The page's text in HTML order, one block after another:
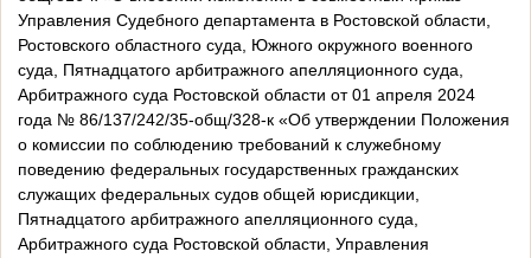
Управления Судебного департамента в Ростовской области,
Ростовского областного суда, Южного окружного военного
суда, Пятнадцатого арбитражного апелляционного суда,
Арбитражного суда Ростовской области от 01 апреля 2024
года № 86/137/242/35-общ/328-к «Об утверждении Положения
о комиссии по соблюдению требований к служебному
поведению федеральных государственных гражданских
служащих федеральных судов общей юрисдикции,
Пятнадцатого арбитражного апелляционного суда,
Арбитражного суда Ростовской области, Управления